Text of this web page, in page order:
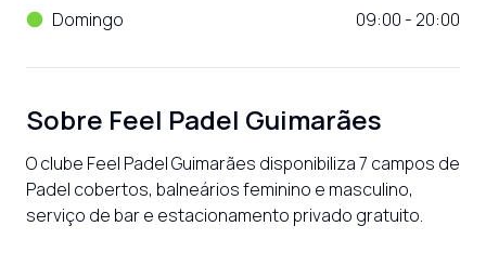
Domingo
09:00 - 20:00
Sobre Feel Padel Guimarães
O clube Feel Padel Guimarães disponibiliza 7 campos de
Padel cobertos, balneários feminino e masculino,
serviço de bar e estacionamento privado gratuito.